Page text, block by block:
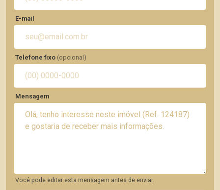
E-mail
Telefone fixo (opcional)
Mensagem
Você pode editar esta mensagem antes de enviar.